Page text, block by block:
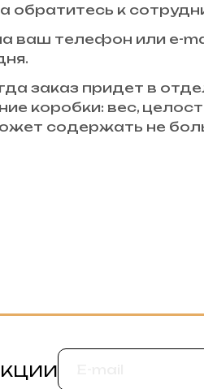
к
ваш телефон или e-
заказ придет в
коробки: вес,
содержать не